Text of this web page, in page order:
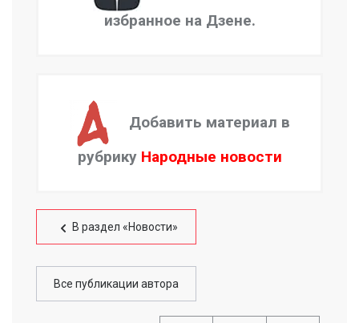
избранное на Дзене.
Добавить материал в
рубрику Народные новости
В раздел «Новости»
Все публикации автора